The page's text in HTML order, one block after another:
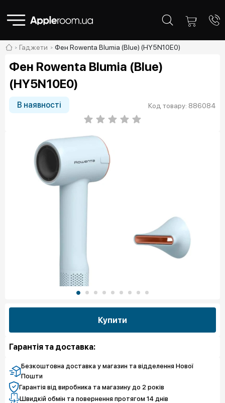
Гаджети Фен Rowenta Blumia (Blue) (HY5N10E0)
Фен Rowenta Blumia (Blue)
(HY5N10E0)
В наявності Код товару: 886084
Купити
Гарантія та доставка:
Безкоштовна доставка у магазин та відделення Нової
Пошти
Гарантія від виробника та магазину до 2 років
Швидкій обмін та повернення протягом 14 днів